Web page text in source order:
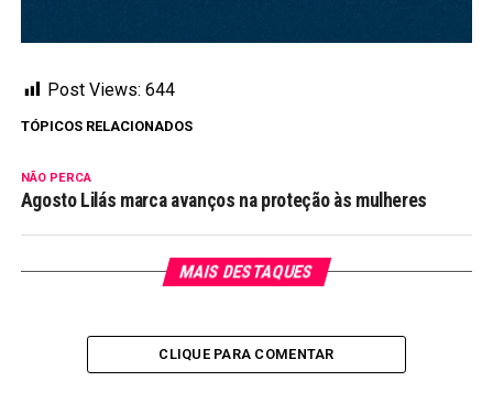
Post Views: 644
TÓPICOS RELACIONADOS
NÃO PERCA
Agosto Lilás marca avanços na proteção às mulheres
MAIS DESTAQUES
CLIQUE PARA COMENTAR